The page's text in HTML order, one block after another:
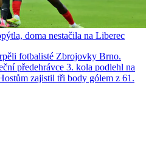
doma nestačila na Liberec
fotbalisté Zbrojovky Brno.
předehrávce 3. kola podlehl na
zajistil tři body gólem z 61.